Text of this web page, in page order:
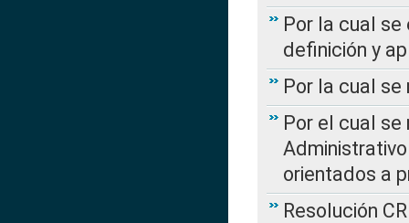
Por la cual
definición y
Por la cual
Por el cual
orientados a
Resolución